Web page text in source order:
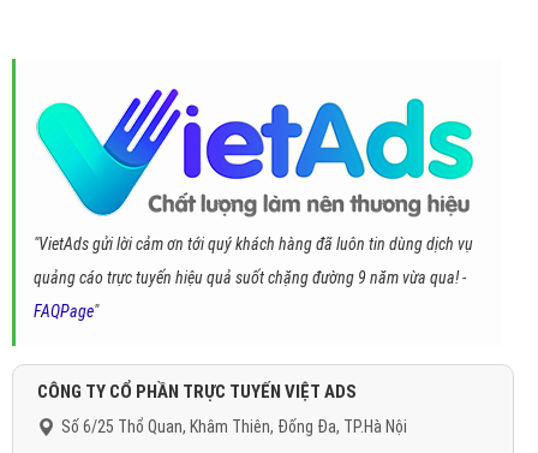
"VietAds gửi lời cảm ơn tới quý khách hàng đã luôn tin dùng dịch vụ
quảng cáo trực tuyến hiệu quả suốt chặng đường 9 năm vừa qua! -
FAQPage"
CÔNG TY CỔ PHẦN TRỰC TUYẾN VIỆT ADS
Số 6/25 Thổ Quan, Khâm Thiên, Đống Đa, TP.Hà Nội